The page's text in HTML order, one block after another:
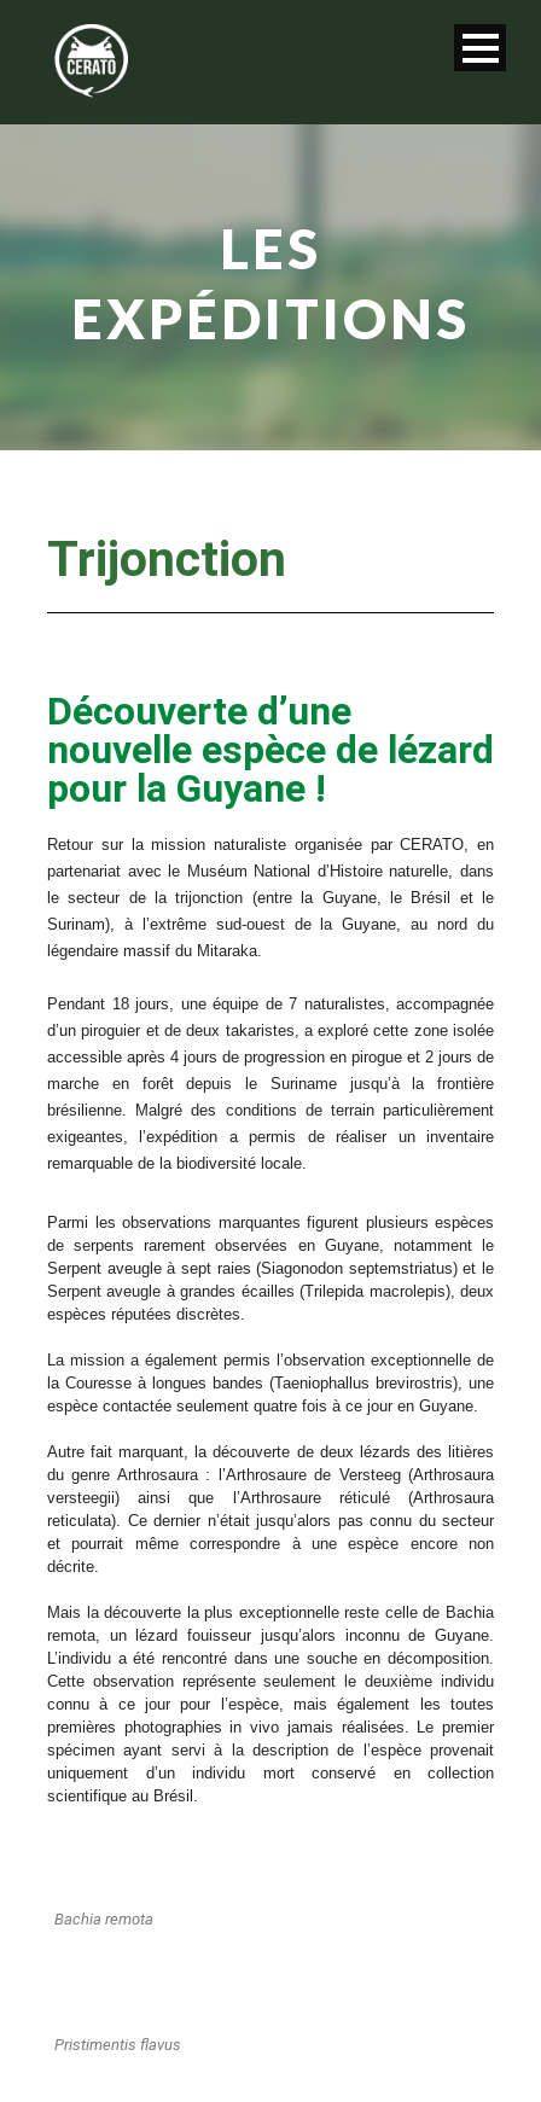
LES
EXPÉDITIONS
Trijonction
Découverte d’une
nouvelle espèce de lézard
pour la Guyane !
Retour sur la mission naturaliste organisée par CERATO, en
partenariat avec le Muséum National d’Histoire naturelle, dans
le secteur de la trijonction (entre la Guyane, le Brésil et le
Surinam), à l’extrême sud-ouest de la Guyane, au nord du
légendaire massif du Mitaraka.
Pendant 18 jours, une équipe de 7 naturalistes, accompagnée
d’un piroguier et de deux takaristes, a exploré cette zone isolée
accessible après 4 jours de progression en pirogue et 2 jours de
marche en forêt depuis le Suriname jusqu’à la frontière
brésilienne. Malgré des conditions de terrain particulièrement
exigeantes, l’expédition a permis de réaliser un inventaire
remarquable de la biodiversité locale.
Parmi les observations marquantes figurent plusieurs espèces
de serpents rarement observées en Guyane, notamment le
Serpent aveugle à sept raies (Siagonodon septemstriatus) et le
Serpent aveugle à grandes écailles (Trilepida macrolepis), deux
espèces réputées discrètes.
La mission a également permis l’observation exceptionnelle de
la Couresse à longues bandes (Taeniophallus brevirostris), une
espèce contactée seulement quatre fois à ce jour en Guyane.
Autre fait marquant, la découverte de deux lézards des litières
du genre Arthrosaura : l’Arthrosaure de Versteeg (Arthrosaura
versteegii) ainsi que l’Arthrosaure réticulé (Arthrosaura
reticulata). Ce dernier n’était jusqu’alors pas connu du secteur
et pourrait même correspondre à une espèce encore non
décrite.
Mais la découverte la plus exceptionnelle reste celle de Bachia
remota, un lézard fouisseur jusqu’alors inconnu de Guyane.
L’individu a été rencontré dans une souche en décomposition.
Cette observation représente seulement le deuxième individu
connu à ce jour pour l’espèce, mais également les toutes
premières photographies in vivo jamais réalisées. Le premier
spécimen ayant servi à la description de l’espèce provenait
uniquement d’un individu mort conservé en collection
scientifique au Brésil.
Bachia remota
Pristimentis flavus